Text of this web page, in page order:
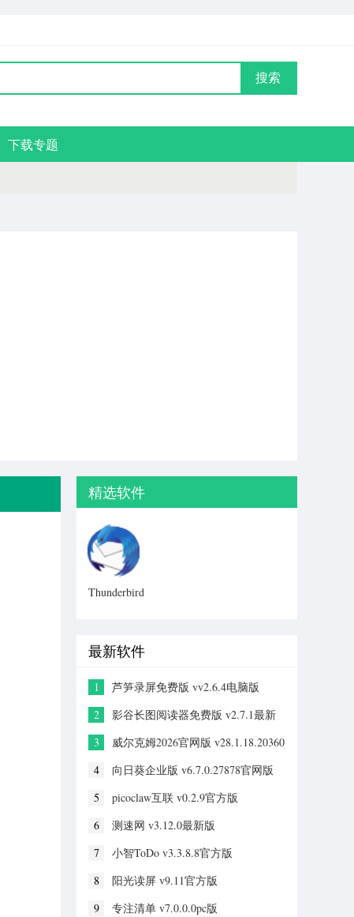
搜索
下载专题
精选软件
Thunderbird
最新软件
1
芦笋录屏免费版 vv2.6.4电脑版
2
影谷长图阅读器免费版 v2.7.1最新
3
威尔克姆2026官网版 v28.1.18.20360
4
向日葵企业版 v6.7.0.27878官网版
5
picoclaw互联 v0.2.9官方版
6
测速网 v3.12.0最新版
7
小智ToDo v3.3.8.8官方版
8
阳光读屏 v9.11官方版
9
专注清单 v7.0.0.0pc版